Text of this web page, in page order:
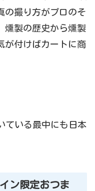
の撮り方がプロのそ
燻製の歴史から燻製
が付けばカートに商
ている最中にも日本
ン限定おつま